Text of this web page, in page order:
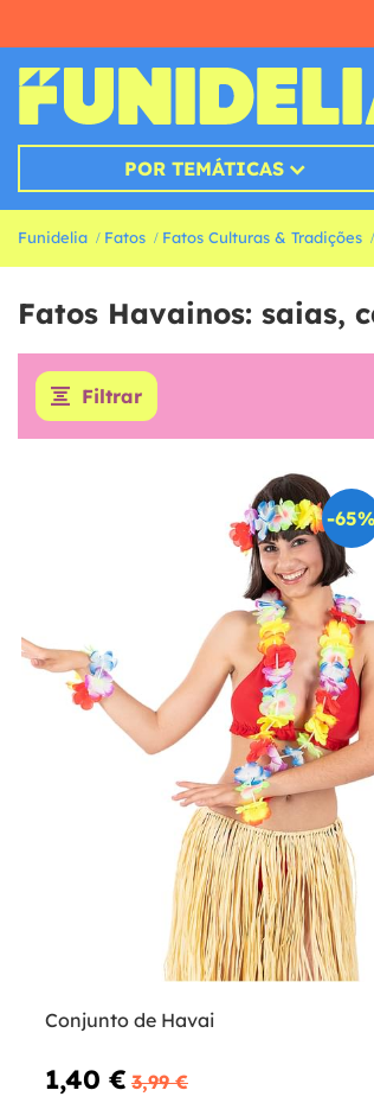
POR TEMÁTICAS
Funidelia Fatos Fatos Culturas & Tradições
Fatos Havainos: saias,
Filtrar
-65%
Conjunto de Havai
1,40 € 3,99 €